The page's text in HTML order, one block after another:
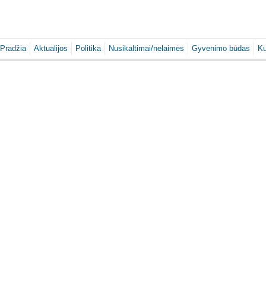
Pradžia Aktualijos Politika Nusikaltimai/nelaimės Gyvenimo būdas